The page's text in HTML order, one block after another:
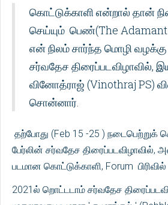
கொட்டுக்காளி என்றால் தான்
செய்யும் பெண்(The Adamant
என் நிலம் சார்ந்த மொழி
சர்வதேச திரைப்படவிழாவில்,
வினோத்ராஜ் (Vinothraj PS)
சொன்னார்.
தற்போது (Feb 15 -25 ) நடைபெற்றுக்
பேர்லின் சர்வதேச திரைப்படவிழாவில்,
படமான கொட்டுக்காளி, Forum
2021ல் றொட்டடாம் சர்வதேச